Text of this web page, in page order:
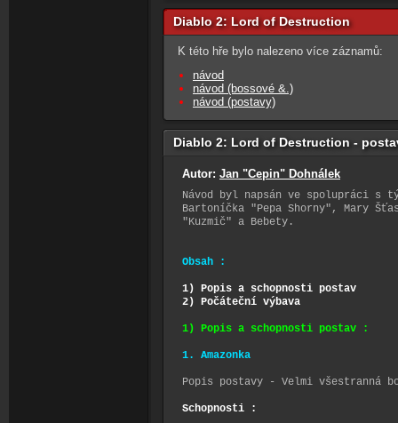
Diablo 2: Lord of Destruction
K této hře bylo nalezeno více záznamů:
návod
návod (bossové &.)
návod (postavy)
Diablo 2: Lord of Destruction -
Autor: Jan "Cepin" Dohnálek
Návod byl napsán ve spolupráci s
Bartoníčka "Pepa Shorny", Mary
"Kuzmič" a Bebety.
Obsah :
1) Popis a schopnosti postav
2) Počáteční výbava
1) Popis a schopnosti postav :
1. Amazonka
Popis postavy - Velmi všestranná
Schopnosti :